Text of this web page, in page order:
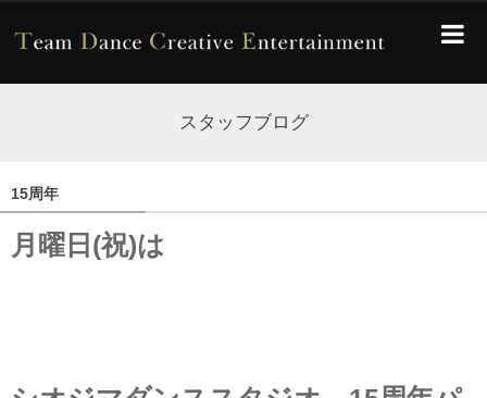
スタッフブログ
15周年
月曜日(祝)は